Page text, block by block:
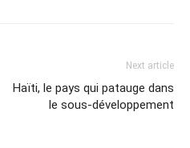
Next article
Haïti, le pays qui patauge dans
le sous-développement